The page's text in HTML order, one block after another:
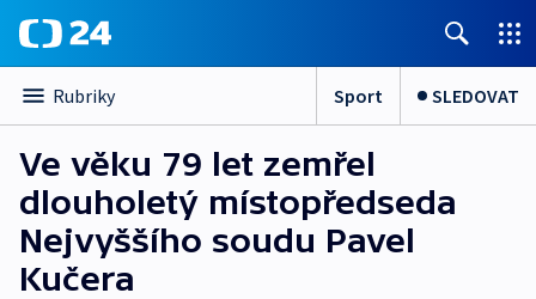
Rubriky Sport SLEDOVAT
Ve věku 79 let zemřel
dlouholetý místopředseda
Nejvyššího soudu Pavel
Kučera